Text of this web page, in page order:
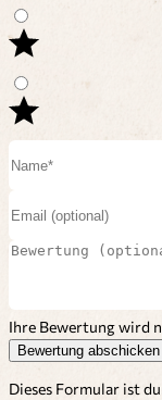
Ihre Bewertung wird
Bewertung abschicken
Dieses Formular ist